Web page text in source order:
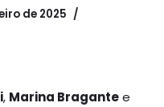
de 2025
, Marina Bragantee